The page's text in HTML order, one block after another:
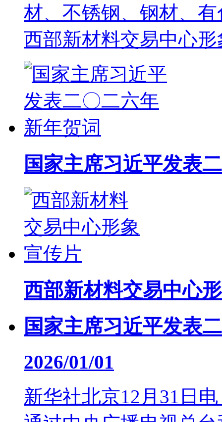
材、不锈钢、钢材、
西部新材料交易中心
国家主席习近平发表
西部新材料交易中心
国家主席习近平发表
2026/01/01
新华社北京12月31日